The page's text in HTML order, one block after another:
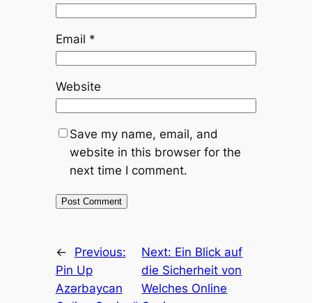
Email *
Website
Save my name, email, and
website in this browser for the
next time I comment.
←
Previous:
Pin Up
Azərbaycan
Next: Ein Blick auf
die Sicherheit von
Welches Online